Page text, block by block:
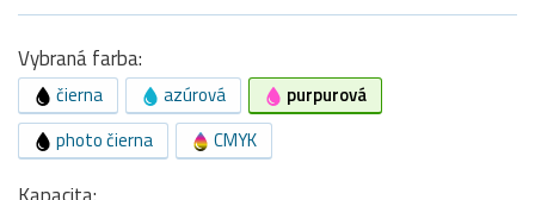
Vybraná farba:
čierna azúrová
purpurová
photo čierna
CMYK